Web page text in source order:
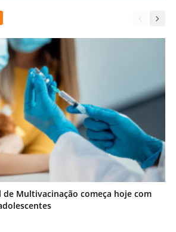
de Multivacinação começa hoje com